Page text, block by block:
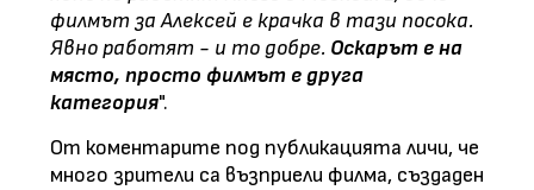
филмът за Алексей е крачка в тази посока.
Явно работят - и то добре. Оскарът е на
място, просто филмът е друга
категория".
От коментарите под публикацията личи, че
много зрители са възприели филма, създаден